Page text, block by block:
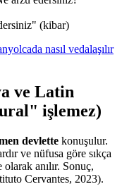
(kibar)
nasıl vedalaşılır
ve Latin
işlemez)
devlette konuşulur.
ve nüfusa göre sıkça
anılır. Sonuç,
Cervantes, 2023).